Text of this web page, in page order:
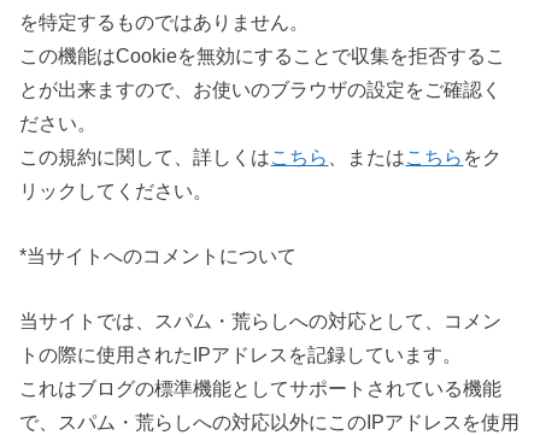
を特定するものではありません。
この機能はCookieを無効にすることで収集を拒否するこ
とが出来ますので、お使いのブラウザの設定をご確認く
ださい。
この規約に関して、詳しくは こちら 、または こちら をク
リックしてください。
*当サイトへのコメントについて
当サイトでは、スパム・荒らしへの対応として、コメン
トの際に使用されたIPアドレスを記録しています。
これはブログの標準機能としてサポートされている機能
で、スパム・荒らしへの対応以外にこのIPアドレスを使用